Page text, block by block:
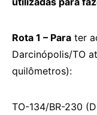
Rota 1 – Para ter
Darcinópolis/TO
quilômetros):
TO-134/BR-230